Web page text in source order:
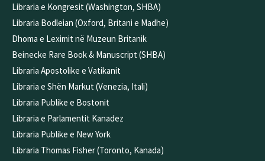
Libraria e Kongresit (Washington, SHBA)
Libraria Bodleian (Oxford, Britani e Madhe)
Dhoma e Leximit në Muzeun Britanik
Beinecke Rare Book & Manuscript (SHBA)
Libraria Apostolike e Vatikanit
Libraria e Shën Markut (Venezia, Itali)
Libraria Publike e Bostonit
Libraria e Parlamentit Kanadez
Libraria Publike e New York
Libraria Thomas Fisher (Toronto, Kanada)